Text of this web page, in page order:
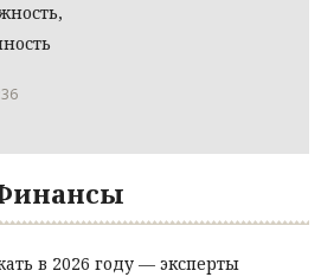
в 2026 году — эксперты